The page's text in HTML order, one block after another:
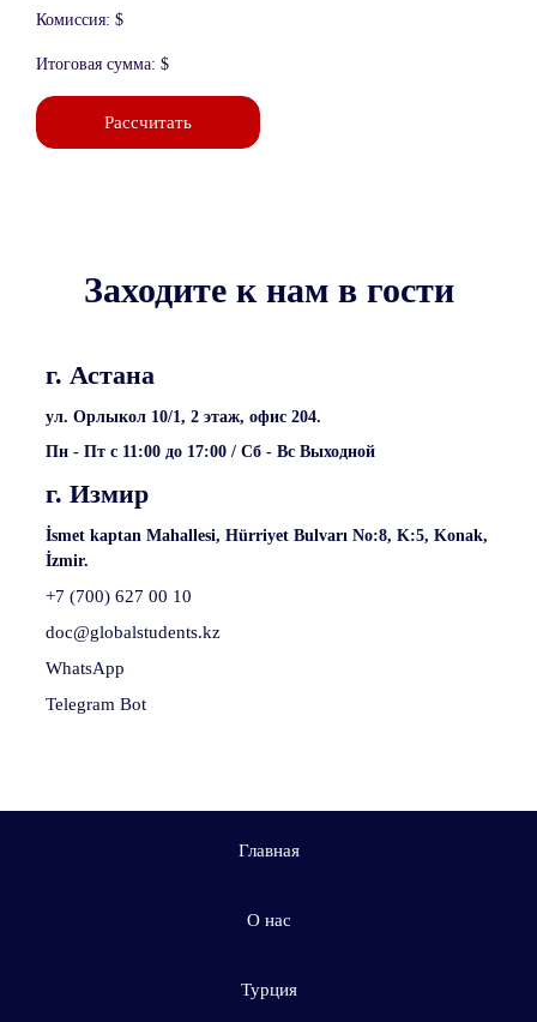
Комиссия: $
Итоговая сумма: $
Рассчитать
Заходите к нам в гости
г. Астана
ул. Орлыкол 10/1, 2 этаж, офис 204.
Пн - Пт с 11:00 до 17:00 / Сб - Вс Выходной
г. Измир
İsmet kaptan Mahallesi, Hürriyet Bulvarı No:8, K:5, Konak,
İzmir.
+7 (700) 627 00 10
doc@globalstudents.kz
WhatsApp
Telegram Bot
Главная
О нас
Турция